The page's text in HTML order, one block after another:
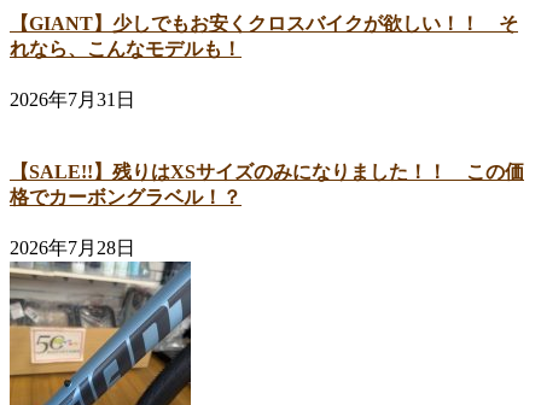
【GIANT】少しでもお安くクロスバイクが欲しい！！ そ
れなら、こんなモデルも！
2026年7月31日
【SALE!!】残りはXSサイズのみになりました！！ この価
格でカーボングラベル！？
2026年7月28日